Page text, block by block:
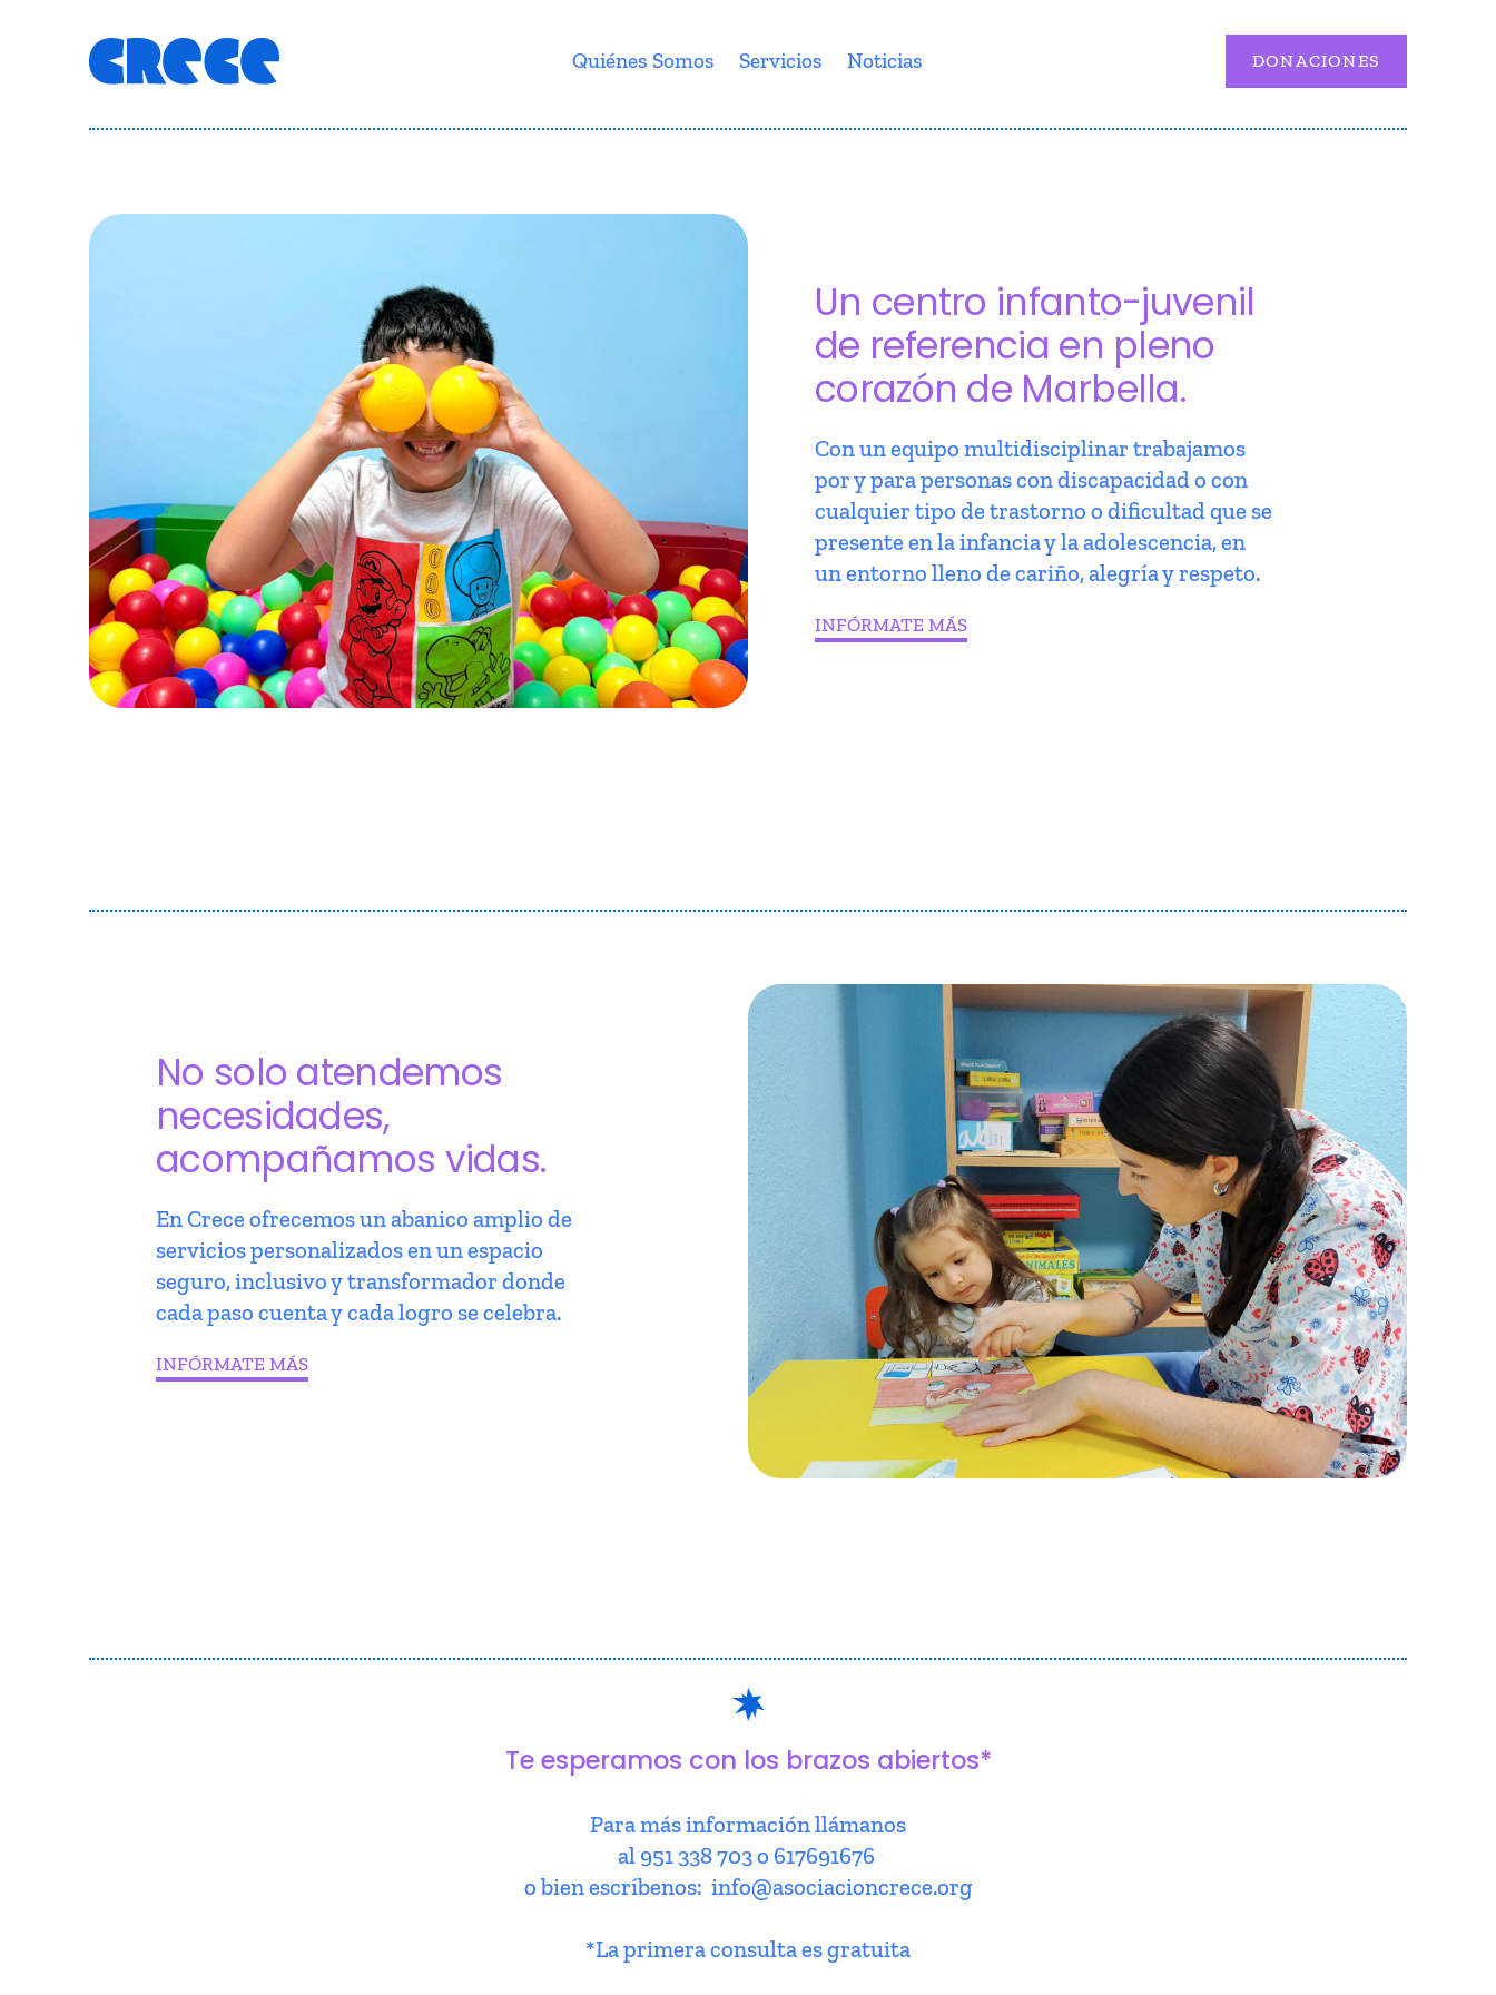
Quiénes Somos Servicios Noticias DONACIONES
Un centro infanto-juvenil
de referencia en pleno
corazón de Marbella.
Con un equipo multidisciplinar trabajamos
por y para personas con discapacidad o con
cualquier tipo de trastorno o dificultad que se
presente en la infancia y la adolescencia, en
un entorno lleno de cariño, alegría y respeto.
INFÓRMATE MÁS
No solo atendemos
necesidades,
acompañamos vidas.
En Crece ofrecemos un abanico amplio de
servicios personalizados en un espacio
seguro, inclusivo y transformador donde
cada paso cuenta y cada logro se celebra.
INFÓRMATE MÁS
Te esperamos con los brazos abiertos*
Para más información llámanos
al 951 338 703 o 617691676
o bien escríbenos: info@asociacioncrece.org
*La primera consulta es gratuita